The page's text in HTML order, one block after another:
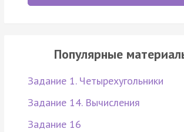
Популярные
Задание 1. Четырехугольники
Задание 14. Вычисления
Задание 16